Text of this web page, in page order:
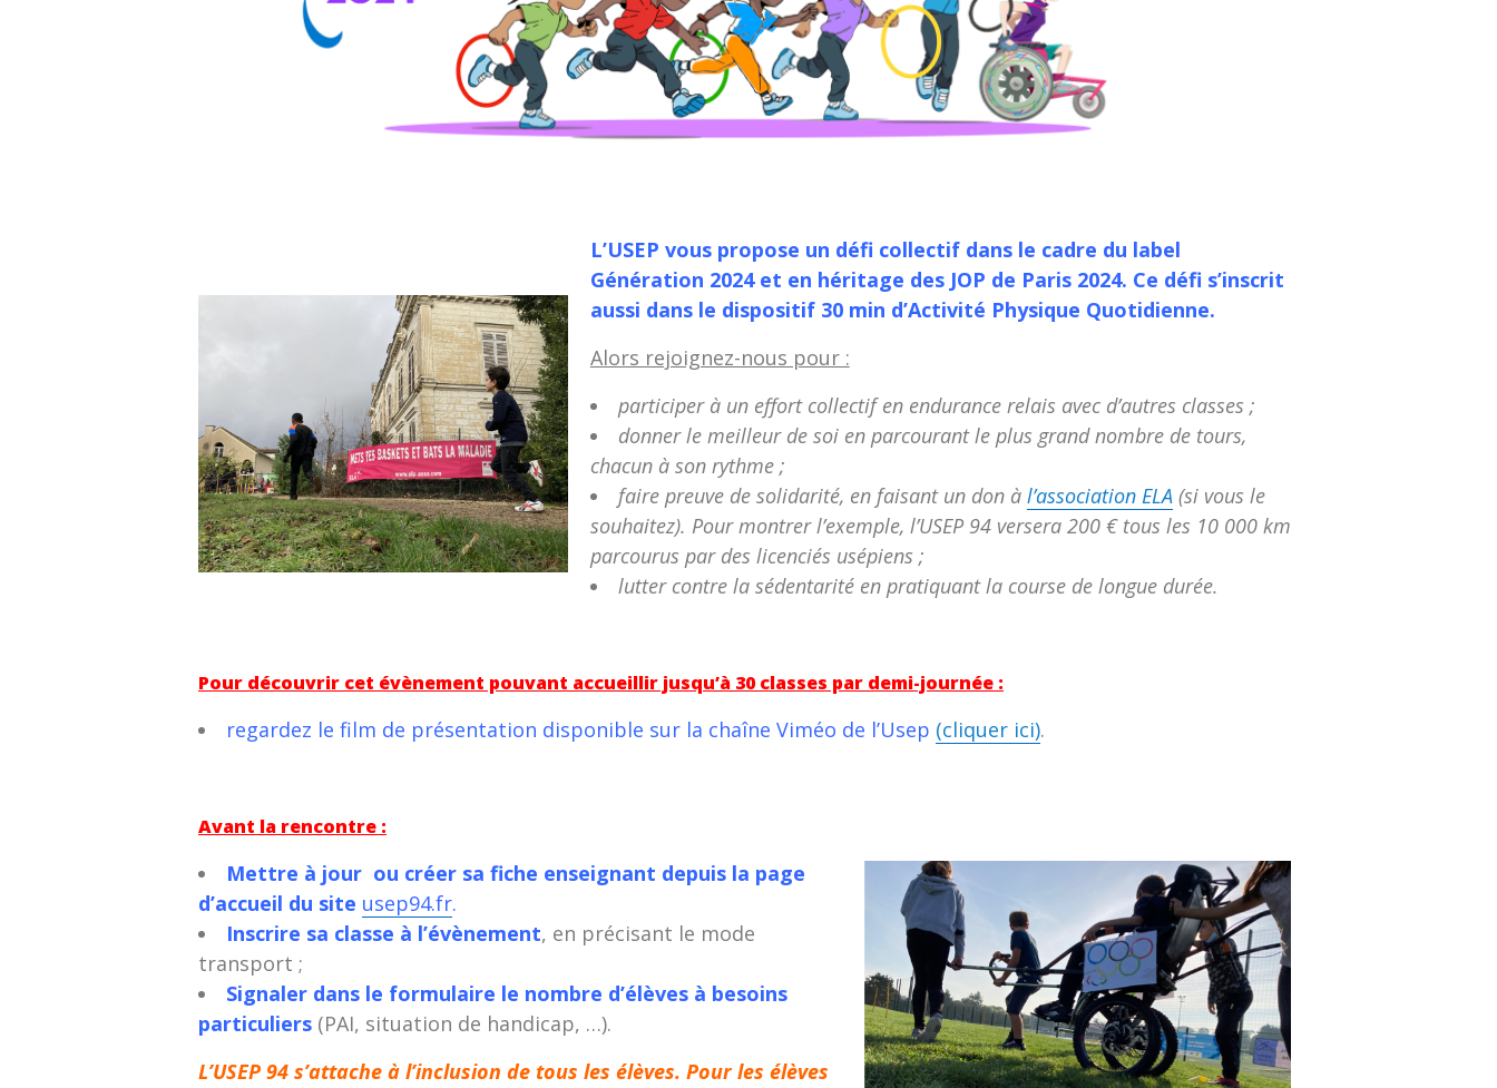
L’USEP vous propose un défi collectif dans le cadre du label
Génération 2024 et en héritage des JOP de Paris 2024. Ce défi s’inscrit
aussi dans le dispositif 30 min d’Activité Physique Quotidienne.
Alors rejoignez-nous pour :
participer à un effort collectif en endurance relais avec d’autres classes ;
donner le meilleur de soi en parcourant le plus grand nombre de tours,
chacun à son rythme ;
faire preuve de solidarité, en faisant un don à l’association ELA (si vous le
souhaitez). Pour montrer l’exemple, l’USEP 94 versera 200 € tous les 10 000 km
parcourus par des licenciés usépiens ;
lutter contre la sédentarité en pratiquant la course de longue durée.
Pour découvrir cet évènement pouvant accueillir jusqu’à 30 classes par demi-journée :
regardez le film de présentation disponible sur la chaîne Viméo de l’Usep (cliquer ici).
Avant la rencontre :
Mettre à jour ou créer sa fiche enseignant depuis la page
d’accueil du site usep94.fr.
Inscrire sa classe à l’évènement, en précisant le mode
transport ;
Signaler dans le formulaire le nombre d’élèves à besoins
particuliers (PAI, situation de handicap, …).
L’USEP 94 s’attache à l’inclusion de tous les élèves. Pour les élèves